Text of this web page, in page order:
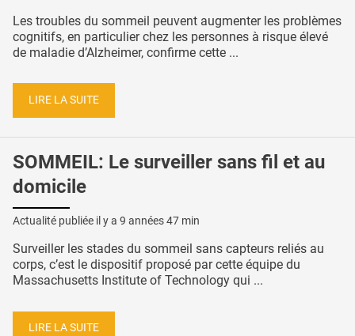
Les troubles du sommeil peuvent augmenter les problèmes
cognitifs, en particulier chez les personnes à risque élevé
de maladie d’Alzheimer, confirme cette ...
LIRE LA SUITE
SOMMEIL: Le surveiller sans fil et au
domicile
Actualité publiée il y a 9 années 47 min
Surveiller les stades du sommeil sans capteurs reliés au
corps, c’est le dispositif proposé par cette équipe du
Massachusetts Institute of Technology qui ...
LIRE LA SUITE